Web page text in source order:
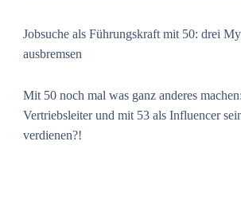
Jobsuche als Führungskraft mit 50: drei
ausbremsen
Mit 50 noch mal was ganz anderes
Vertriebsleiter und mit 53 als Influencer
verdienen?!